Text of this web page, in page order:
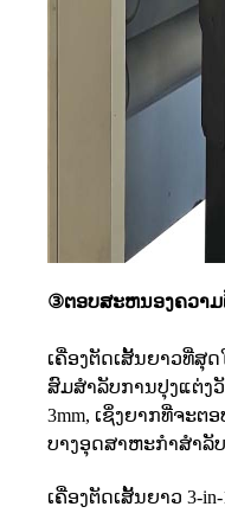
③ຕອບສະຫນອງຄວາ
ເຄື່ອງຕັດເສັ້ນຍາວທີ່ສຸ
ສົມສໍາລັບການປຸງແຕ່ງ
3mm, ເຊິ່ງຍາກທີ່ຈະ
ບາງອຸດສາຫະກໍາສໍາລັ
ເຄື່ອງຕັດເສັ້ນຍາວ 3-